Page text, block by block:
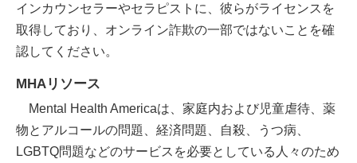
インカウンセラーやセラピストに、彼らがライセンスを
取得しており、オンライン詐欺の一部ではないことを確
認してください。
MHAリソース
Mental Health Americaは、家庭内および児童虐待、薬
物とアルコールの問題、経済問題、自殺、うつ病、
LGBTQ問題などのサービスを必要としている人々のため